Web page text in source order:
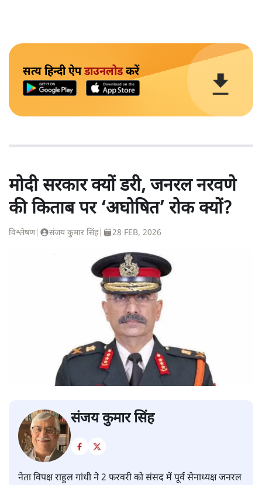
सत्य हिन्दी ऐपडाउनलोडकरें
मोदी सरकार क्यों डरी, जनरल नरवणे
की किताब पर ‘अघोषित’ रोक क्यों?
विश्लेषण| संजय कुमार सिंह| 28 FEB, 2026
संजय कुमार सिंह
नेता विपक्ष राहुल गांधी ने 2 फरवरी को संसद में पूर्व सेनाध्यक्ष जनरल